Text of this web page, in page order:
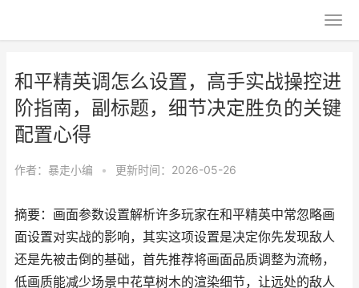
和平精英调怎么设置，高手实战操控进
阶指南，副标题，细节决定胜负的关键
配置心得
作者： 暴走小编 • 更新时间：2026-05-26
摘要：画面参数设置解析许多玩家在和平精英中常忽略画
面设置对实战的影响，其实这项设置是决定你先发现敌人
还是先被击倒的基础，首先推荐将画面品质调整为流畅，
低画质能减少场景中花草树木的渲染细节，让远处的敌人